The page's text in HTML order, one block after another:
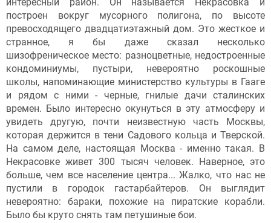
интересный район. Он называется Некрасовка и
построен вокруг мусорного полигона, по высоте
превосходящего двадцатиэтажный дом. Это жесткое и
странное, я бы даже сказал несколько
шизофреническое место: разноцветные, недостроенные
кондоминиумы, пустыри, невероятно роскошные
школы, напоминающие министерство культуры в Гааге
и рядом с ними - черные, гнилые дачи сталинских
времен. Было интересно окунуться в эту атмосферу и
увидеть другую, почти неизвестную часть Москвы,
которая держится в тени Садового кольца и Тверской.
На самом деле, настоящая Москва - именно такая. В
Некрасовке живет 300 тысяч человек. Наверное, это
больше, чем все население центра... Жалко, что нас не
пустили в городок гастарбайтеров. Он выглядит
невероятно: бараки, похожие на пиратские корабли.
Было бы круто снять там петушиные бои.